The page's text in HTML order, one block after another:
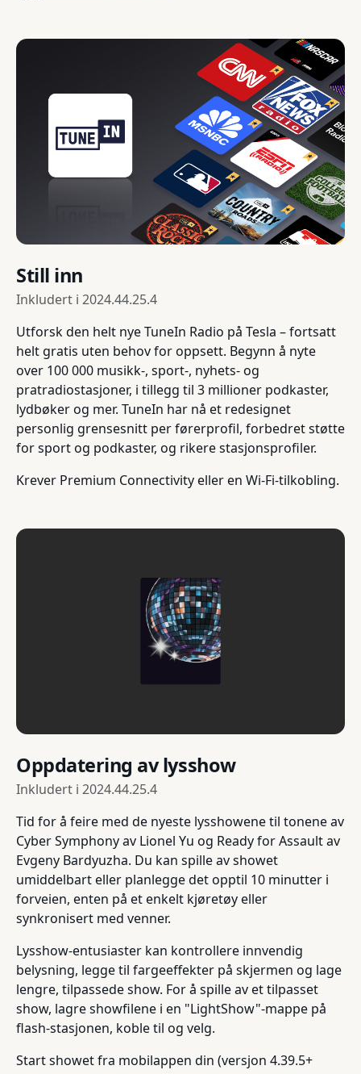
Still inn
Inkludert i 2024.44.25.4
Utforsk den helt nye TuneIn Radio på Tesla – fortsatt
helt gratis uten behov for oppsett. Begynn å nyte
over 100 000 musikk-, sport-, nyhets- og
pratradiostasjoner, i tillegg til 3 millioner podkaster,
lydbøker og mer. TuneIn har nå et redesignet
personlig grensesnitt per førerprofil, forbedret støtte
for sport og podkaster, og rikere stasjonsprofiler.
Krever Premium Connectivity eller en Wi-Fi-tilkobling.
Oppdatering av lysshow
Inkludert i 2024.44.25.4
Tid for å feire med de nyeste lysshowene til tonene av
Cyber Symphony av Lionel Yu og Ready for Assault av
Evgeny Bardyuzha. Du kan spille av showet
umiddelbart eller planlegge det opptil 10 minutter i
forveien, enten på et enkelt kjøretøy eller
synkronisert med venner.
Lysshow-entusiaster kan kontrollere innvendig
belysning, legge til fargeeffekter på skjermen og lage
lengre, tilpassede show. For å spille av et tilpasset
show, lagre showfilene i en "LightShow"-mappe på
flash-stasjonen, koble til og velg.
Start showet fra mobilappen din (versjon 4.39.5+